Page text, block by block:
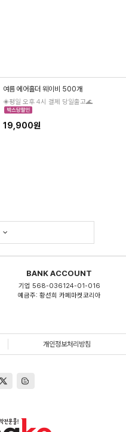
여름 에어홀더 웨이비 500개
◈평일 오후 4시 결제 당일출고🌊
19,900원
BANK ACCOUNT
기업 568-036124-01-016
예금주: 황선희 카페마켓코리아
개인정보처리방침